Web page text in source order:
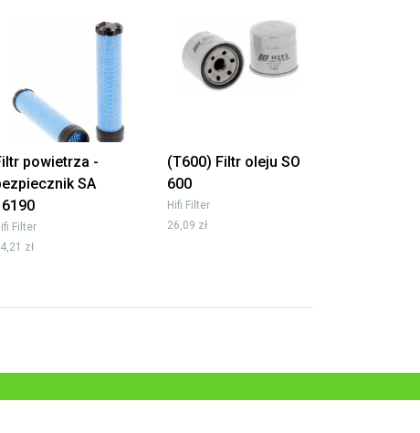
powietrza -
SA
Filter
zł
(T600) Filtr oleju SO
600
Hifi Filter
26,09 zł